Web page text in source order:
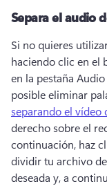
Separa el audio
Si no quieres
haciendo clic en el
en la pestaña
posible eliminar
separando el vídeo
derecho sobre el
continuación, haz
dividir tu archivo
deseada y, a